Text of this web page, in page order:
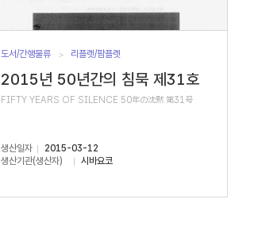
도서/간행물류 리플렛/팜플렛
2015년 50년간의 침묵 제31호
FIFTY YEARS OF SILENCE 50年の沈黙 第31号
생산일자
2015-03-12
생산기관(생산자)
시바요코